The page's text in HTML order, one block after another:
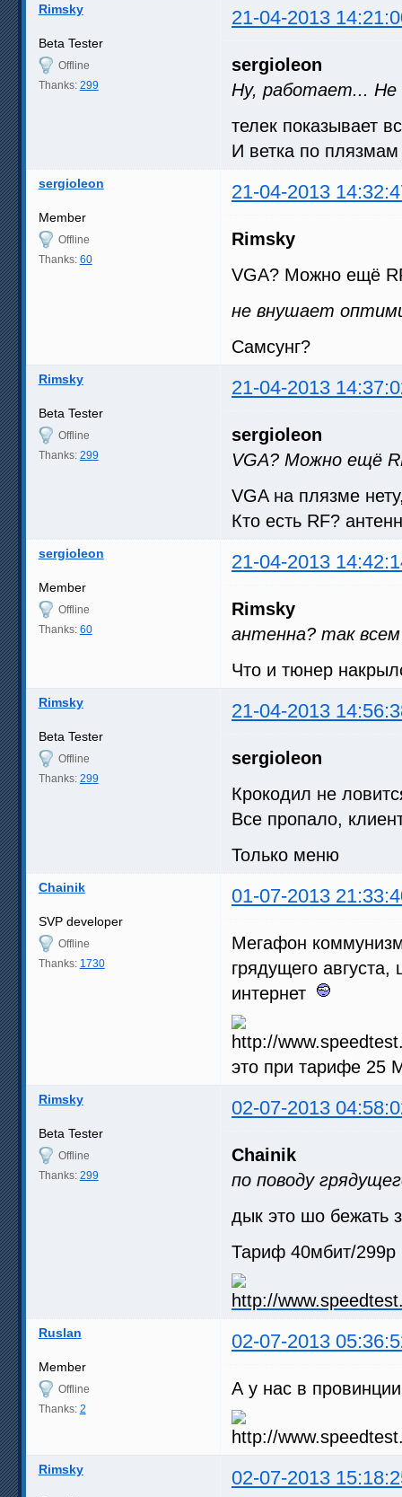
Rimsky 21-04-2013
Beta Tester
Offline
Thanks: 299
sergioleon
Ну, работает... Не
телек показывает
И ветка по
sergioleon 21-04-2013
Member
Offline
Thanks: 60
Rimsky
VGA? Можно ещё
не внушает
Самсунг?
Rimsky 21-04-2013
Beta Tester
Offline
Thanks: 299
sergioleon
VGA? Можно ещё
VGA на плязме
Кто есть RF?
sergioleon 21-04-2013
Member
Offline
Thanks: 60
Rimsky
антенна? так
Что и тюнер
Rimsky 21-04-2013
Beta Tester
Offline
Thanks: 299
sergioleon
Крокодил не
Все пропало,
Только меню
Chainik 01-07-2013
SVP developer
Offline
Thanks: 1730
Мегафон
грядущего
интернет
это при тарифе 25
Rimsky 02-07-2013
Beta Tester
Offline
Thanks: 299
Chainik
по поводу
дык это шо бежать
Тариф 40мбит/299р
Ruslan 02-07-2013
Member
Offline
Thanks: 2
А у нас в
Rimsky 02-07-2013